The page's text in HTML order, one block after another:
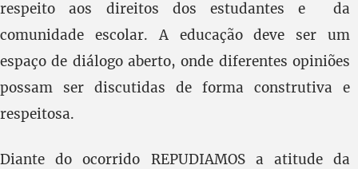
respeito aos direitos dos estudantes e da
comunidade escolar. A educação deve ser um
espaço de diálogo aberto, onde diferentes opiniões
possam ser discutidas de forma construtiva e
respeitosa.
Diante do ocorrido REPUDIAMOS a atitude da